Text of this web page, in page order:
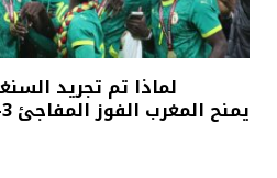
لماذا تم تجريد